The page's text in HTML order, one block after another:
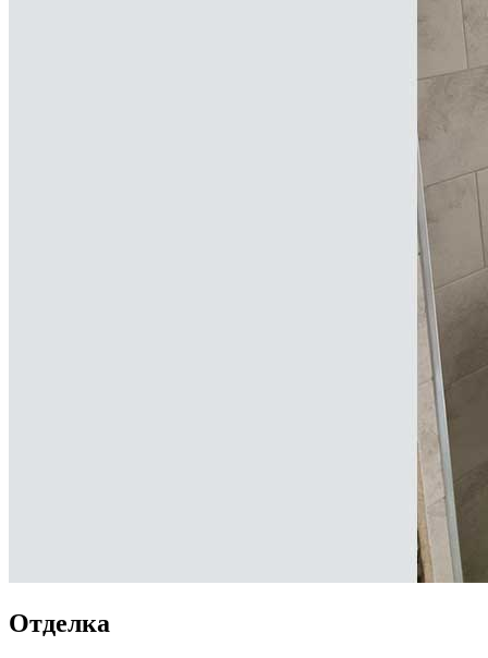
Отделка